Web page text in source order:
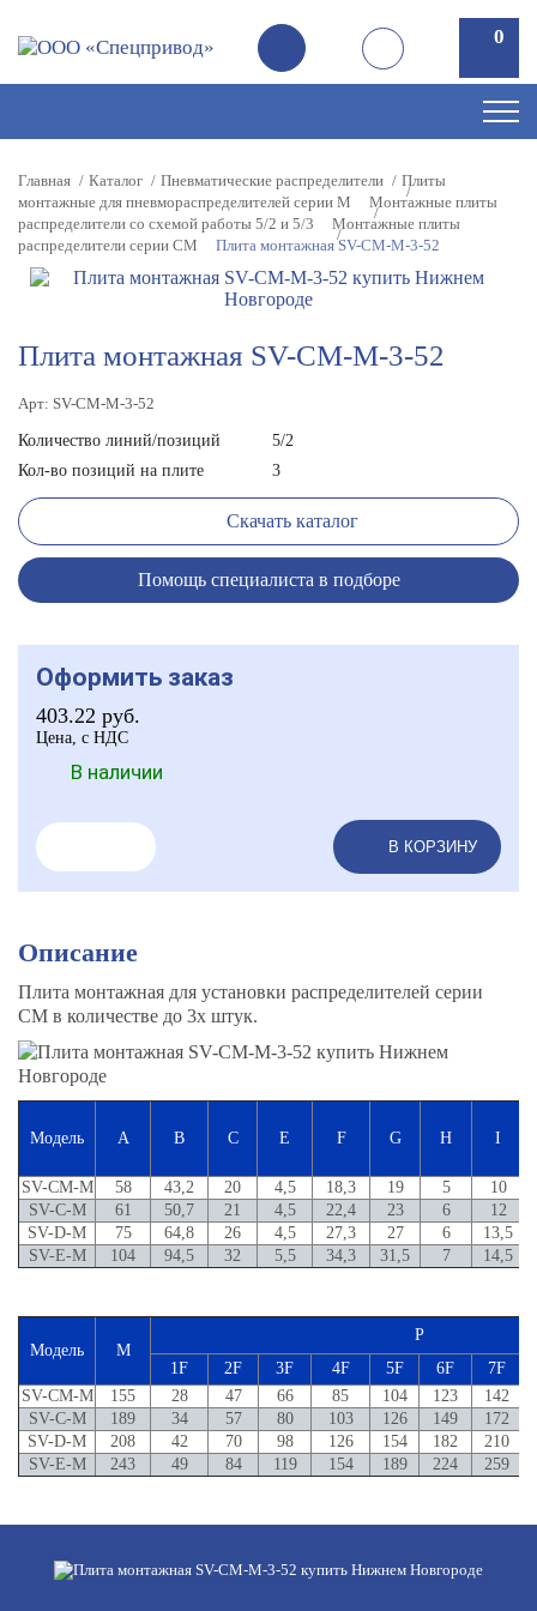
0
0
Главная Каталог Пневматические распределители
Плиты
монтажные для пневмораспределителей серии M
Монтажные плиты
распределители со схемой работы 5/2 и 5/3
Монтажные плиты
распределители серии CM
Плита монтажная SV-CM-M-3-52
Плита монтажная SV-CM-M-3-52
Арт: SV-CM-M-3-52
Количество линий/позиций
5/2
Кол-во позиций на плите
3
Скачать каталог
Помощь специалиста в подборе
Оформить заказ
403.22 руб.
Цена, с НДС
В наличии
В КОРЗИНУ
Описание
Плита монтажная для установки распределителей серии
CM в количестве до 3х штук.
Модель A B C E F G H I
SV-CM-M 58 43,2 20 4,5 18,3 19 5
10
SV-C-M
61 50,7 21 4,5 22,4 23 6 12
SV-D-M
75 64,8 26 4,5 27,3 27 6
13,5
SV-E-M
104 94,5 32 5,5 34,3 31,5 7 14,5
Модель M
P
1F
2F 3F 4F 5F 6F
7F
SV-CM-M
155 28 47 66 85 104 123 142
SV-C-M
189 34 57 80 103 126 149 172
SV-D-M
208 42 70 98 126 154 182 210
SV-E-M
243 49 84 119 154 189 224 259